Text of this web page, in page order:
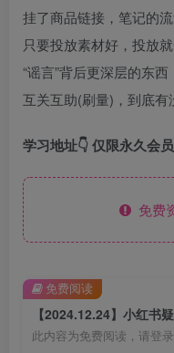
挂了商品链接，笔记的
只要投放素材好，投放
“谣言”背后更深层的东西
互关互助(刷量)，到底有
学习地址👇 仅限永久会
免费
此内容为免费阅读，请登
免费阅读